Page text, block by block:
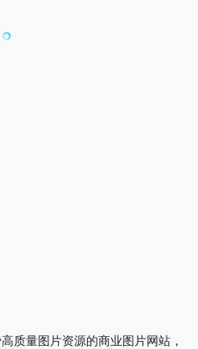
质量图片资源的商业图片网站，